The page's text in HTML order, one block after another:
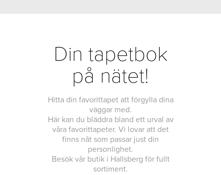
Din tapetbok
på nätet!
Hitta din favorittapet att förgylla dina
väggar med.
Här kan du bläddra bland ett urval av
våra favorittapeter. Vi lovar att det
finns nåt som passar just din
personlighet.
Besök vår butik i Hallsberg för fullt
sortiment.